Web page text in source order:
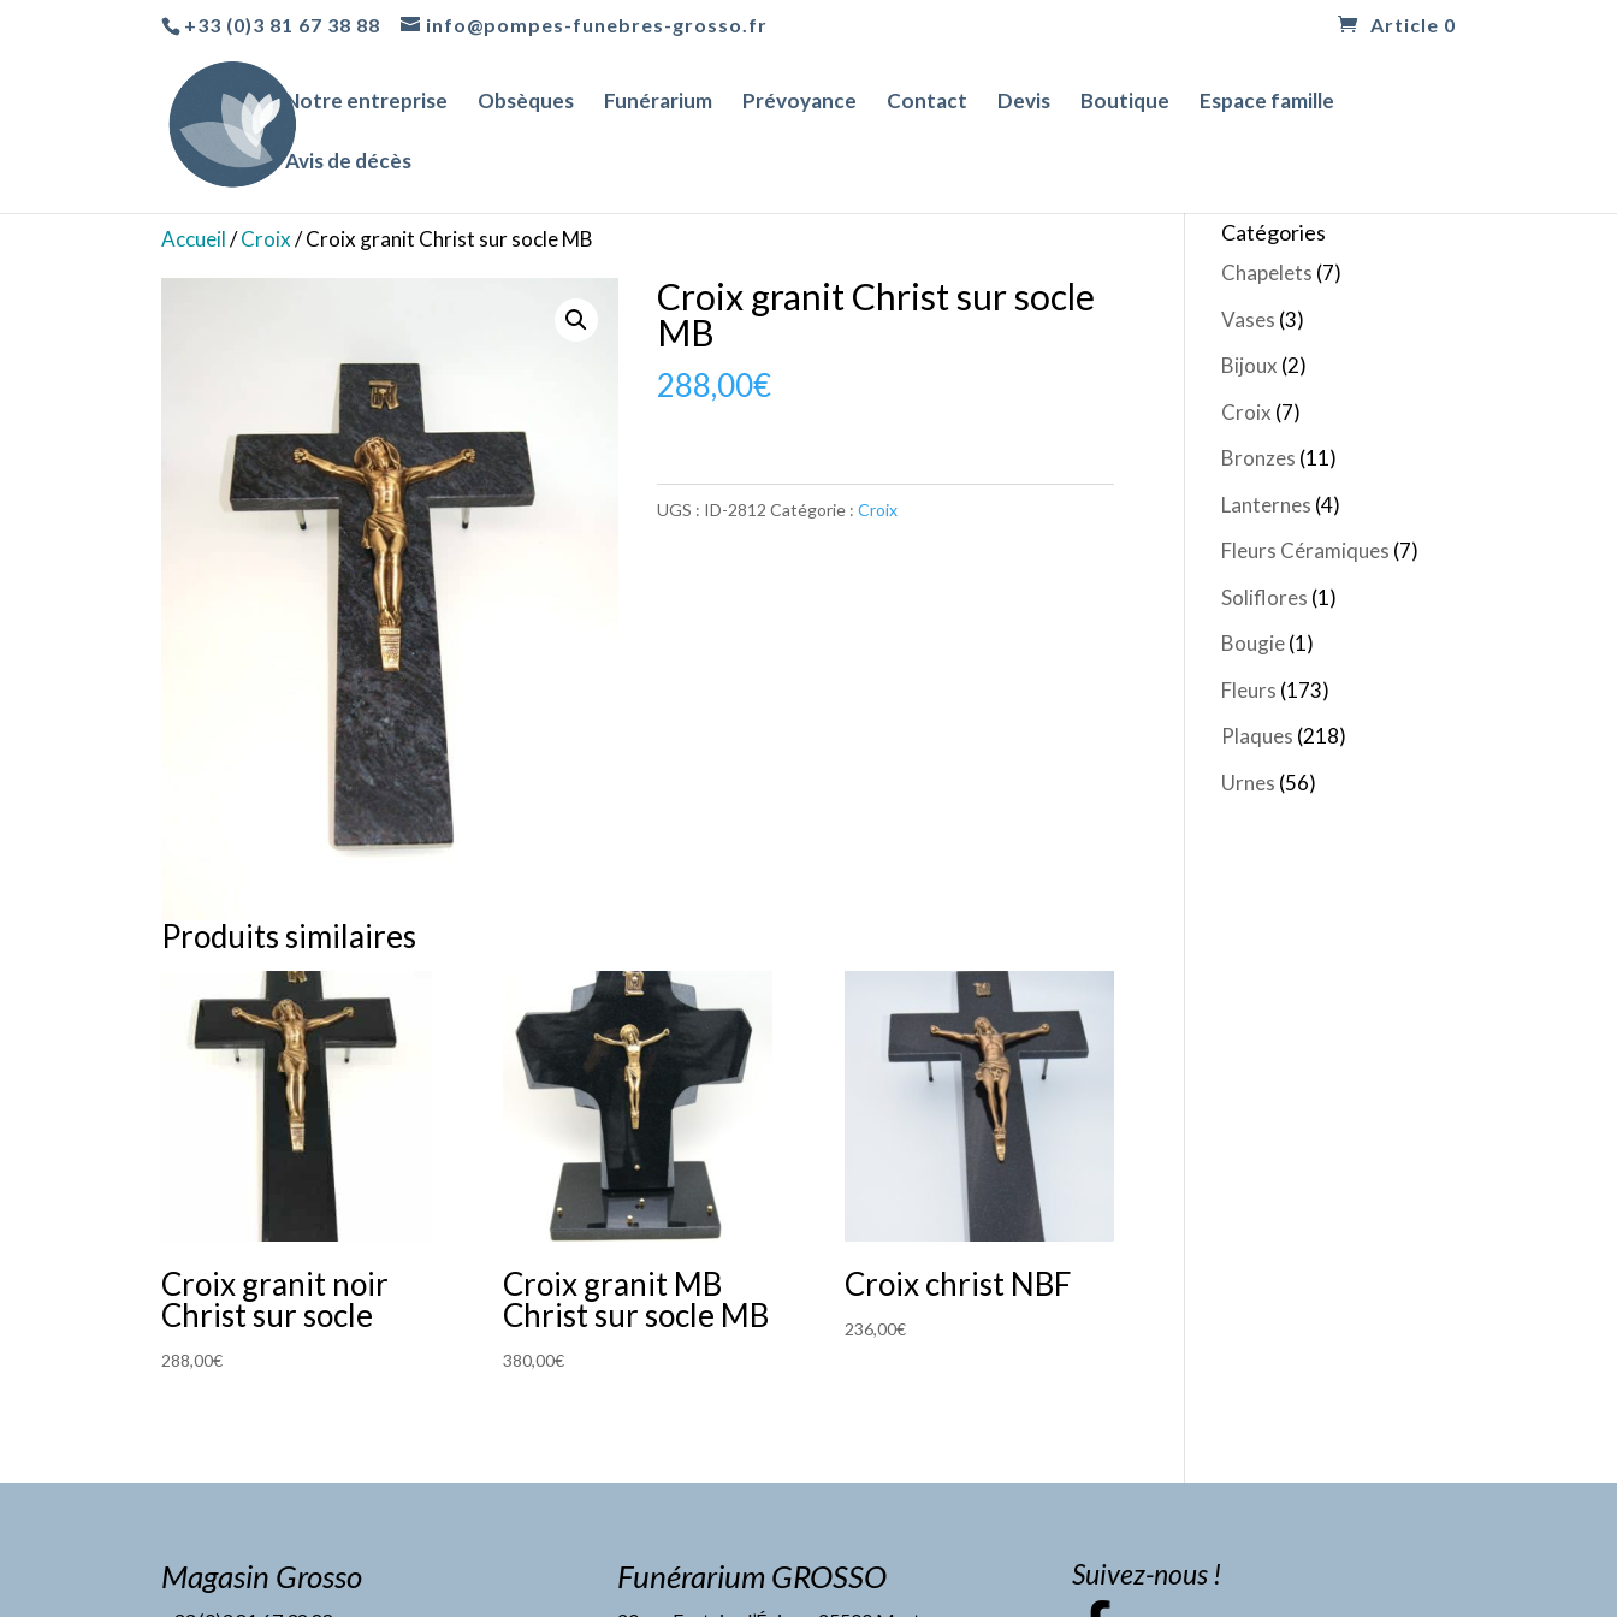
+33 (0)3 81 67 38 88 info@pompes-funebres-grosso.fr Article 0
Notre entreprise Obsèques Funérarium Prévoyance Contact Devis Boutique Espace famille
Avis de décès
Accueil/Croix/ Croix granit Christ sur socle MB
Croix granit Christ sur socle
MB
288,00€
UGS : ID-2812 Catégorie :Croix
Produits similaires
Croix granit noir
Christ sur socle
288,00€
Croix granit MB
Christ sur socle MB
380,00€
Croix christ NBF
236,00€
Catégories
Chapelets (7)
Vases (3)
Bijoux (2)
Croix (7)
Bronzes (11)
Lanternes (4)
Fleurs Céramiques (7)
Soliflores (1)
Bougie(1)
Fleurs (173)
Plaques (218)
Urnes (56)
Magasin Grosso Funérarium GROSSO Suivez-nous !